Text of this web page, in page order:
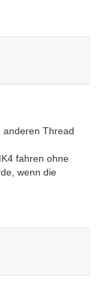
anderen Thread
fahren ohne
wenn die